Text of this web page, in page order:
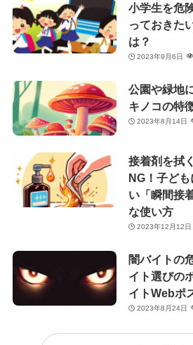
小学生を危
っておきた
は？
2023年9月6日
公園や緑地
キノコの特
2023年8月14日
接着剤を拭
NG！子ど
い「瞬間接
な使い方
2023年12月12日
闇バイトの
イト選びの
イトWebポ
2023年8月24日